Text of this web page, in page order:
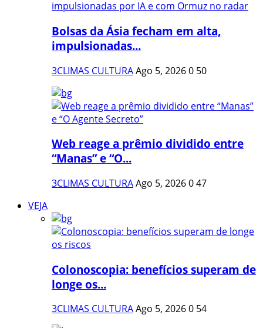
Bolsas da Ásia fecham em alta,
impulsionadas...
3CLIMAS CULTURAAgo 5, 20260 50
Web reage a prêmio dividido entre
“Manas” e “O...
3CLIMAS CULTURAAgo 5, 2026047
VEJA
Colonoscopia: benefícios superam de
longe os...
3CLIMAS CULTURAAgo 5, 20260 54